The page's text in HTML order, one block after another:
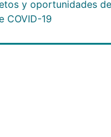
y oportunidades
COVID-19